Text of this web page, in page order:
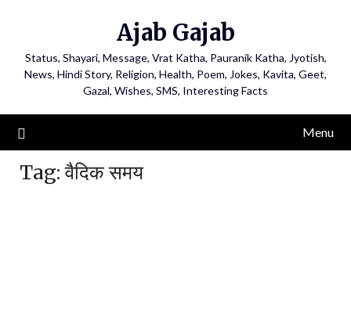
Ajab Gajab
Status, Shayari, Message, Vrat Katha, Pauranik Katha, Jyotish,
News, Hindi Story, Religion, Health, Poem, Jokes, Kavita, Geet,
Gazal, Wishes, SMS, Interesting Facts
Menu
Tag:वैदिक समय